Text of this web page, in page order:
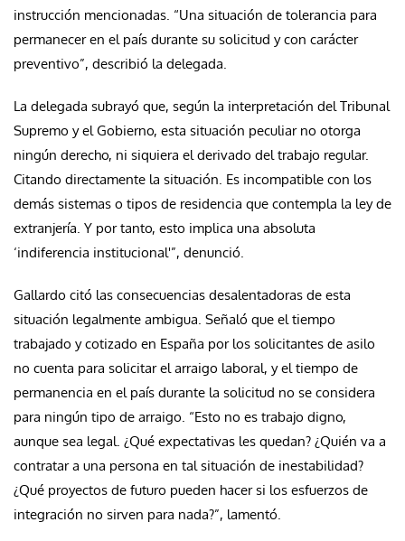
instrucción mencionadas. “Una situación de tolerancia para
permanecer en el país durante su solicitud y con carácter
preventivo”, describió la delegada.
La delegada subrayó que, según la interpretación del Tribunal
Supremo y el Gobierno, esta situación peculiar no otorga
ningún derecho, ni siquiera el derivado del trabajo regular.
Citando directamente la situación. Es incompatible con los
demás sistemas o tipos de residencia que contempla la ley de
extranjería. Y por tanto, esto implica una absoluta
‘indiferencia institucional'”, denunció.
Gallardo citó las consecuencias desalentadoras de esta
situación legalmente ambigua. Señaló que el tiempo
trabajado y cotizado en España por los solicitantes de asilo
no cuenta para solicitar el arraigo laboral, y el tiempo de
permanencia en el país durante la solicitud no se considera
para ningún tipo de arraigo. “Esto no es trabajo digno,
aunque sea legal. ¿Qué expectativas les quedan? ¿Quién va a
contratar a una persona en tal situación de inestabilidad?
¿Qué proyectos de futuro pueden hacer si los esfuerzos de
integración no sirven para nada?”, lamentó.